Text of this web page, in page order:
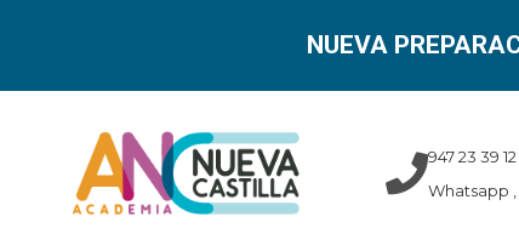
contenido
947 23 39 12
Whatsapp ,
NUEVA